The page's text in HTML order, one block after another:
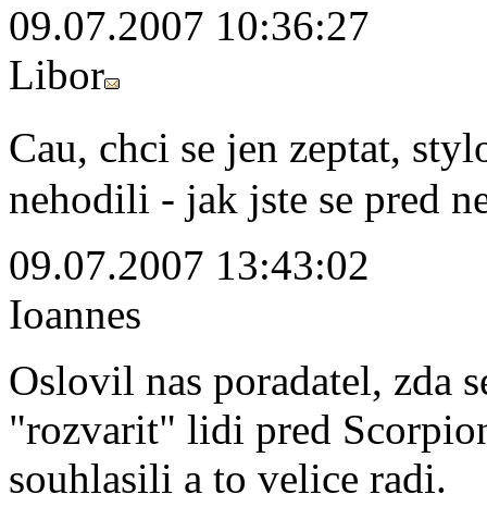
09.07.2007 10:36:27
Libor
Cau, chci se jen zeptat,
nehodili - jak jste se pred
09.07.2007 13:43:02
Ioannes
Oslovil nas poradatel, zda
"rozvarit" lidi pred
souhlasili a to velice radi.